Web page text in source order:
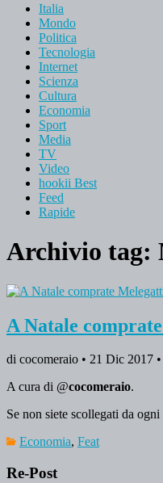
Italia
Mondo
Politica
Tecnologia
Internet
Scienza
Cultura
Economia
Sport
Media
TV
Video
hookii Best
Feed
Rapide
Archivio tag:
A Natale
di cocomeraio • 21 Dic 2017 •
A cura di @cocomeraio.
Se non siete scollegati da
Economia, Feat
Re-Post